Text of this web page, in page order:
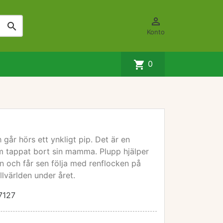
 
Konto
shopping_cart 0
går hörs ett ynkligt pip. Det är en
tappat bort sin mamma. Plupp hjälper
och får sen följa med renflocken på
under året.